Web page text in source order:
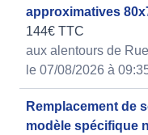
approximatives
144€ TTC
aux alentours de
le 07/08/2026 à
Remplacement de
modèle spécifique